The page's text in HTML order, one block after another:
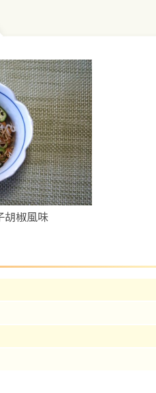
胡椒風味
て
き支援
な講座・クラス